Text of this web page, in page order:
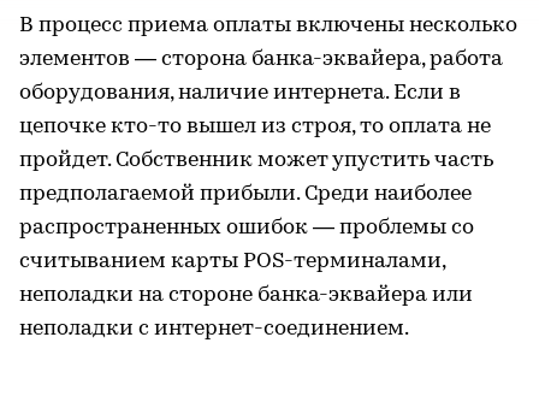
В процесс приема оплаты включены несколько
элементов — сторона банка-эквайера, работа
оборудования, наличие интернета. Если в
цепочке кто-то вышел из строя, то оплата не
пройдет. Собственник может упустить часть
предполагаемой прибыли. Среди наиболее
распространенных ошибок — проблемы со
считыванием карты POS-терминалами,
неполадки на стороне банка-эквайера или
неполадки с интернет-соединением.